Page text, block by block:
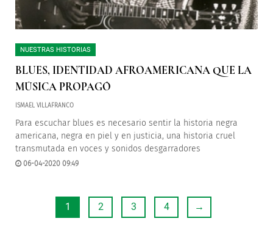
NUESTRAS HISTORIAS
BLUES, IDENTIDAD AFROAMERICANA QUE LA
MÚSICA PROPAGÓ
ISMAEL VILLAFRANCO
Para escuchar blues es necesario sentir la historia negra
americana, negra en piel y en justicia, una historia cruel
transmutada en voces y sonidos desgarradores
06-04-2020 09:49
1 2 3 4 →